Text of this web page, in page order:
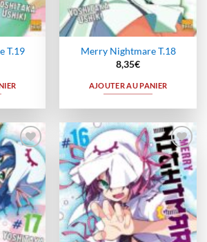
T.19
Merry Nightmare T.18
8,35€
AJOUTER AU PANIER
Ajouter
à la
wishlist
Ajouter
à la
wishlist